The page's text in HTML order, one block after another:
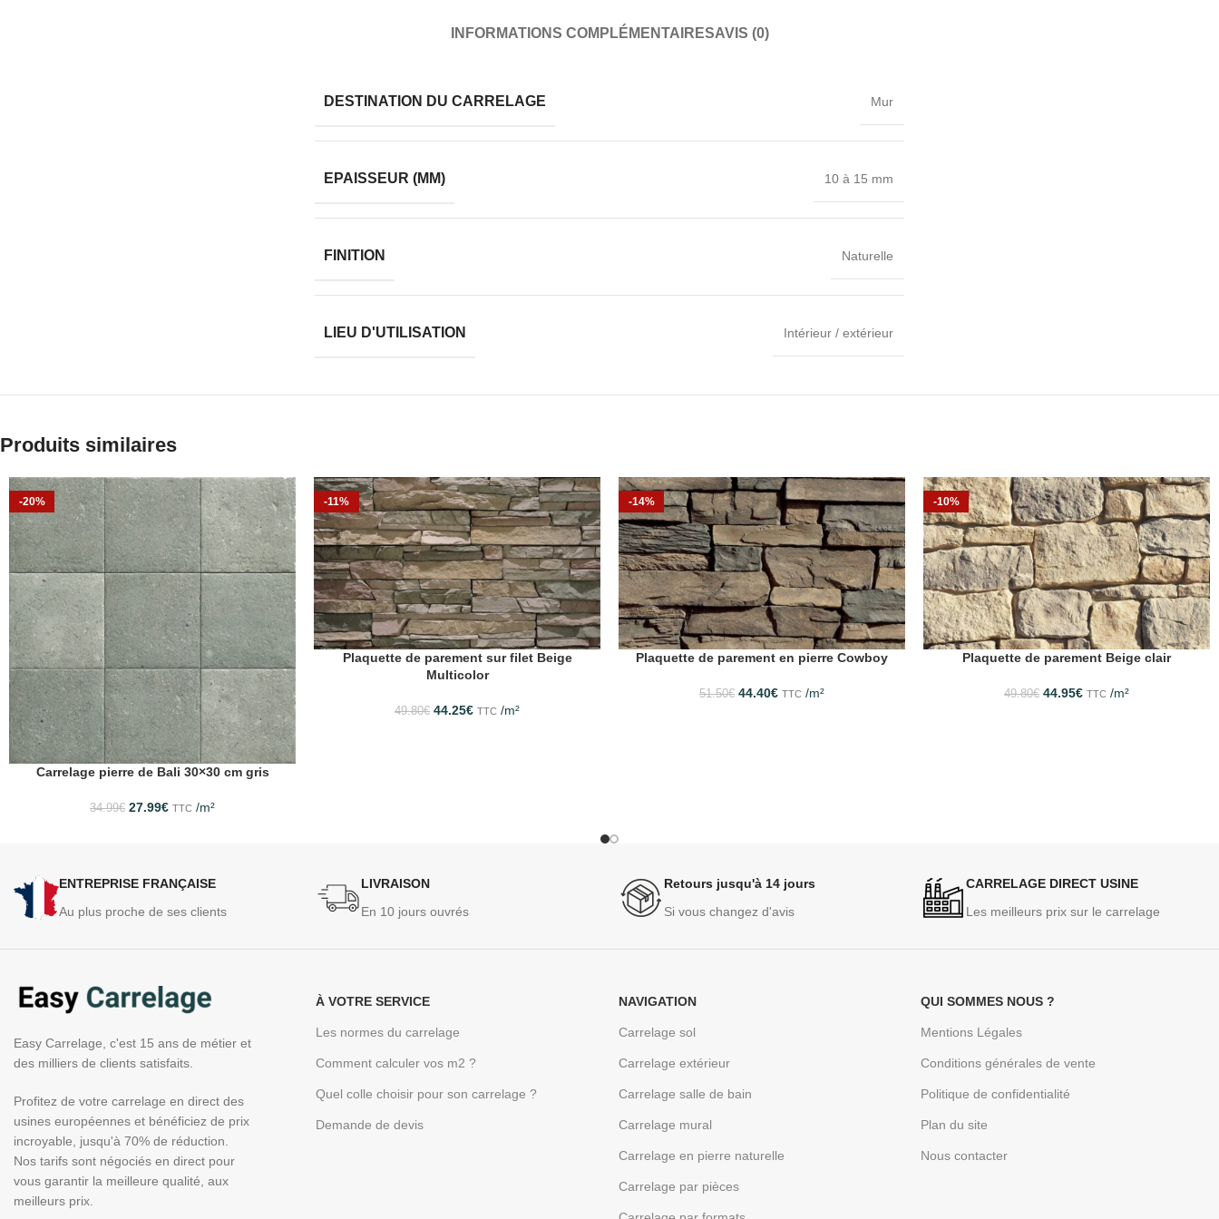
INFORMATIONS COMPLÉMENTAIRESAVIS (0)
DESTINATION DU CARRELAGE Mur
EPAISSEUR (MM) 10 à 15 mm
FINITION Naturelle
LIEU D'UTILISATION Intérieur / extérieur
Produits similaires
-20%
Carrelage pierre de Bali 30×30 cm gris
34.99€ 27.99€ TTC /m²
-11%
Plaquette de parement sur filet Beige
Multicolor
49.80€ 44.25€ TTC /m²
-14%
Plaquette de parement en pierre Cowboy
51.50€ 44.40€ TTC /m²
-10%
Plaquette de parement Beige clair
49.80€ 44.95€ TTC /m²
ENTREPRISE FRANÇAISE
Au plus proche de ses clients
LIVRAISON
En 10 jours ouvrés
Retours jusqu'à 14 jours
Si vous changez d'avis
CARRELAGE DIRECT USINE
Les meilleurs prix sur le carrelage
Easy Carrelage, c'est 15 ans de métier et
des milliers de clients satisfaits.
Profitez de votre carrelage en direct des
usines européennes et bénéficiez de prix
incroyable, jusqu'à 70% de réduction.
Nos tarifs sont négociés en direct pour
vous garantir la meilleure qualité, aux
meilleurs prix.
À VOTRE SERVICE
Les normes du carrelage
Comment calculer vos m2 ?
Quel colle choisir pour son carrelage ?
Demande de devis
NAVIGATION
Carrelage sol
Carrelage extérieur
Carrelage salle de bain
Carrelage mural
Carrelage en pierre naturelle
Carrelage par pièces
QUI SOMMES NOUS ?
Mentions Légales
Conditions générales de vente
Politique de confidentialité
Plan du site
Nous contacter